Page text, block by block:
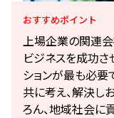
おすすめポイント
上場企業の関連
ビジネスを成功さ
ションが最も必要
共に考え、解決し
ろん、地域社会に